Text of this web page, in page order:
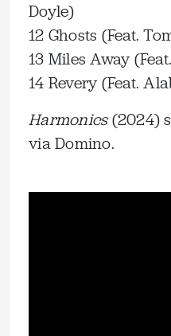
Doyle)
12 Ghosts (Feat.
13 Miles Away
14 Revery (Feat.
Harmonics(2024)
via Domino.